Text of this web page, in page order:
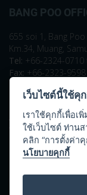
BANG POO
655 soi 1, Bang
Km.34, Muang,
Tel: +66-2324-
Fax: +66-2323-9598
4th Floor, Bureau of
Trimitr,
+66-2712-2414
Fax:+66-712-2415
เว็บไซต์นี้ใช้คุ
เราใช้คุกกี้เพื่อเ
ใช้เว็บไซต์ ท่าน
คลิก “การตั้งค่า
นโยบายคุกกี้